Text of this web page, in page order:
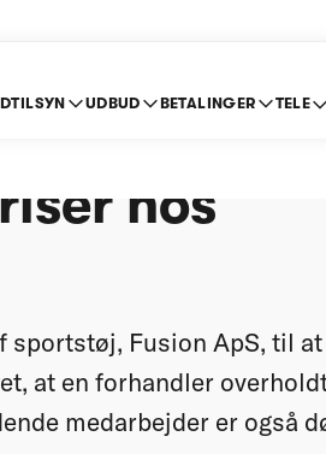
UDBUD BETALINGER TELE
hos
sportstøj, Fusion ApS, til at
at en forhandler
medarbejder er også